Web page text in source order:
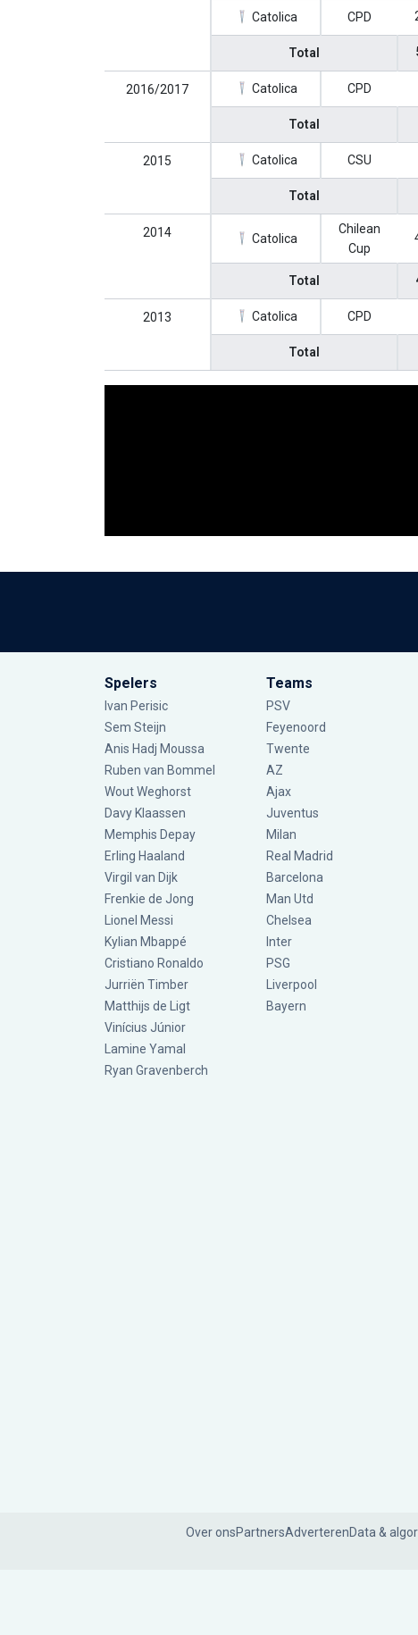
Catolica CPD
Total
2016/2017 Catolica CPD
Total
2015 Catolica CSU
Total
2014 Catolica
Chilean
Cup
Total
2013 Catolica CPD
Total
Spelers
Ivan Perisic
Sem Steijn
Anis Hadj Moussa
Ruben van Bommel
Wout Weghorst
Davy Klaassen
Memphis Depay
Erling Haaland
Virgil van Dijk
Frenkie de Jong
Lionel Messi
Kylian Mbappé
Cristiano Ronaldo
Jurriën Timber
Matthijs de Ligt
Vinícius Júnior
Lamine Yamal
Ryan Gravenberch
Teams
PSV
Feyenoord
Twente
AZ
Ajax
Juventus
Milan
Real Madrid
Barcelona
Man Utd
Chelsea
Inter
PSG
Liverpool
Bayern
Over onsPartnersAdverterenData &